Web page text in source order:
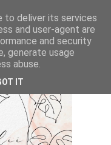
to deliver its services
and user-agent are
and security
generate usage
abuse.
IT